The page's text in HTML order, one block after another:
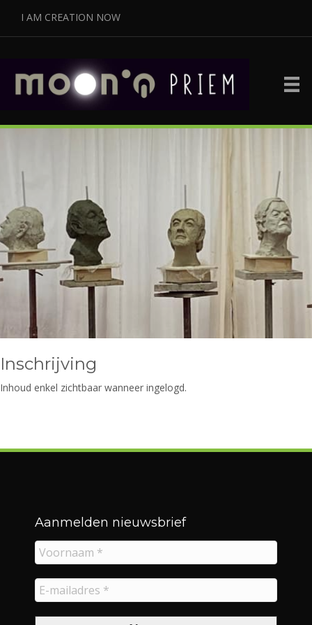
I AM CREATION NOW
Inschrijving
Inhoud enkel zichtbaar wanneer ingelogd.
Aanmelden nieuwsbrief